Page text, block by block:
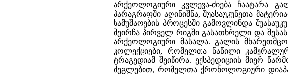
არქეოლოგიური კვლევა-ძიება ჩაატარა
პარაგრაფში აღინიშნა, შუასაუკუნეთა
სამუშაოების პროცესში გამოვლინდა
შეირჩა პირველ რიგში გასათხრელი და
არქეოლოგიური მასალა. გალის
კოლექციები, რომელთა ნაწილი
ტრაგედიამ შეიწირა. ექსპედიციის მიერ
ძეგლებით, რომელთა ქრონოლოგიური